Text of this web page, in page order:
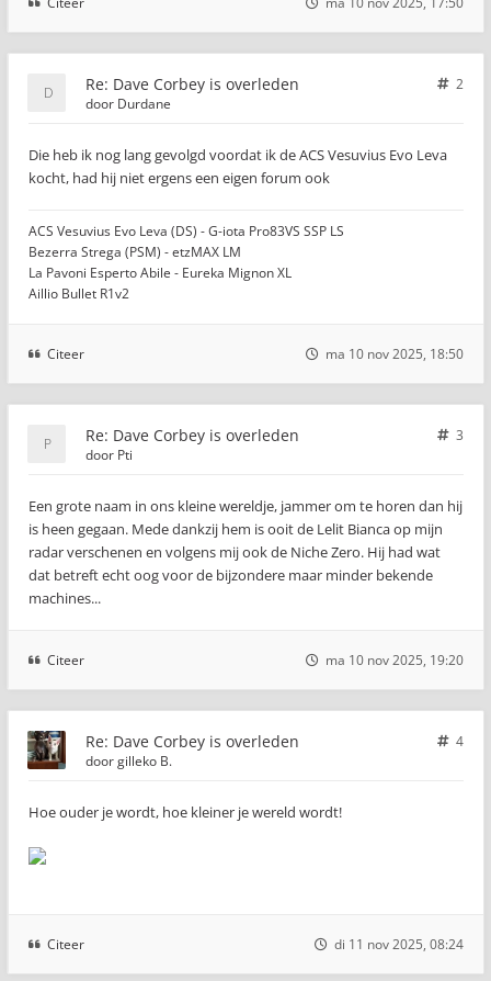
Re: Dave Corbey is overleden
2
door Durdane
Die heb ik nog lang gevolgd voordat ik de ACS Vesuvius Evo Leva
kocht, had hij niet ergens een eigen forum ook
ACS Vesuvius Evo Leva (DS) - G-iota Pro83VS SSP LS
Bezerra Strega (PSM) - etzMAX LM
La Pavoni Esperto Abile - Eureka Mignon XL
Aillio Bullet R1v2
Citeer ma 10 nov 2025, 18:50
Re: Dave Corbey is overleden
3
door Pti
Een grote naam in ons kleine wereldje, jammer om te horen dan hij
is heen gegaan. Mede dankzij hem is ooit de Lelit Bianca op mijn
radar verschenen en volgens mij ook de Niche Zero. Hij had wat
dat betreft echt oog voor de bijzondere maar minder bekende
machines...
Citeer ma 10 nov 2025, 19:20
Re: Dave Corbey is overleden
4
doorgilleko B.
Hoe ouder je wordt, hoe kleiner je wereld wordt!
Citeer di 11 nov 2025, 08:24